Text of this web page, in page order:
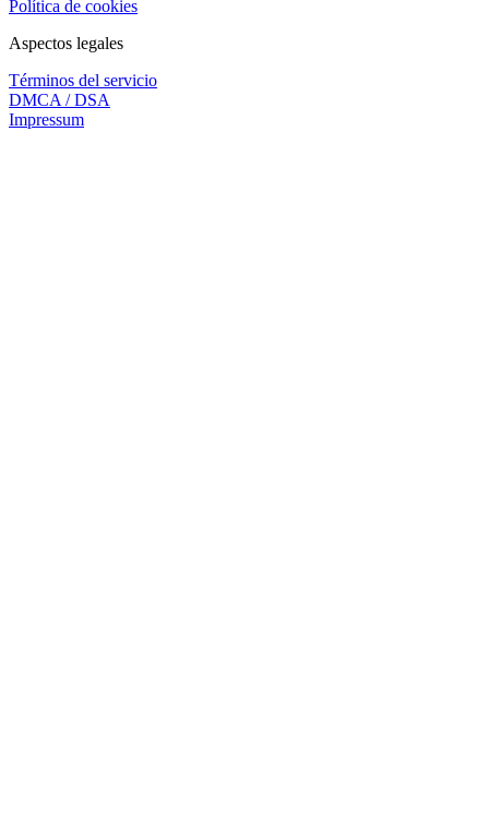
Política de cookies
Aspectos legales
Términos del servicio
DMCA / DSA
Impressum